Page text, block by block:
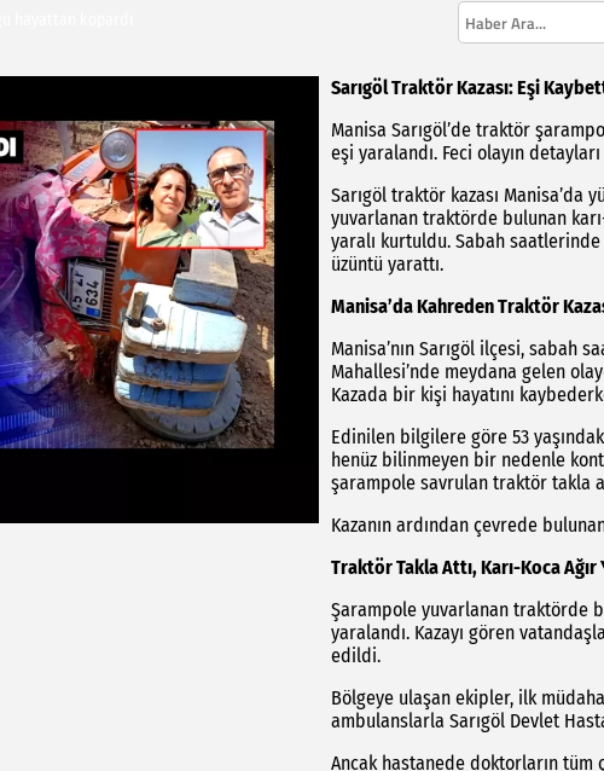
2026 Yaz Sergisi’nde Sanatseverlerle BuluştuSarıgöl Traktör Kazası: Eşi
Manisa Sarıgöl’de traktör
eşi yaralandı. Feci olayın detayları
Sarıgöl traktör kazası Manisa’da
yuvarlanan traktörde bulunan
yaralı kurtuldu. Sabah
üzüntü yarattı.
Manisa’da Kahreden Traktör
Manisa’nın Sarıgöl ilçesi, sabah
Mahallesi’nde meydana gelen
Kazada bir kişi hayatını
Edinilen bilgilere göre 53
henüz bilinmeyen bir nedenle
şarampole savrulan traktör takla
Kazanın ardından çevrede
Traktör Takla Attı, Karı-Koca Ağır
Şarampole yuvarlanan traktörde
yaralandı. Kazayı gören
edildi.
Bölgeye ulaşan ekipler, ilk
ambulanslarla Sarıgöl Devlet
Ancak hastanede doktorların tüm